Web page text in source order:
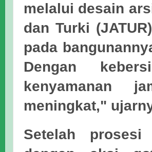
melalui desain
dan Turki (JATUR)
pada
Dengan
kenyamanan
meningkat,"
Setelah prosesi